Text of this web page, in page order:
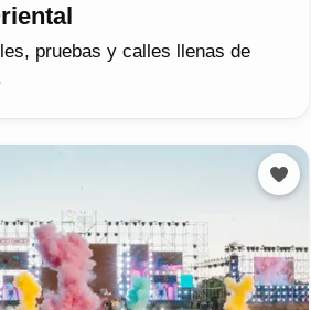
pruebas y calles llenas de